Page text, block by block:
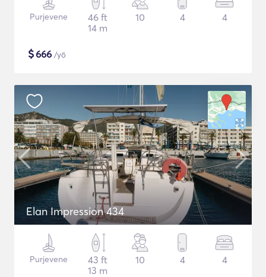
Purjevene
46 ft
14 m
10 4 4
$666 /yö
Elan Impression 434
Purjevene
43 ft
13 m
10 4 4